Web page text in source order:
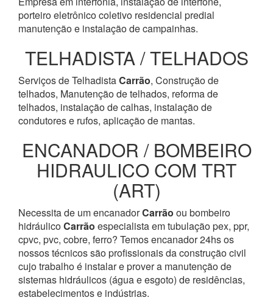
porteiro eletrônico coletivo residencial predial
manutenção e instalação de campainhas.
TELHADISTA / TELHADOS
Serviços de TelhadistaCarrão, Construção de
telhados, Manutenção de telhados, reforma de
telhados, instalação de calhas, instalação de
condutores e rufos, aplicação de mantas.
ENCANADOR / BOMBEIRO
HIDRAULICO COM TRT
(ART)
Necessita de um encanadorCarrão ou bombeiro
hidráulicoCarrão especialista em tubulação pex, ppr,
cpvc, pvc, cobre, ferro? Temos encanador 24hs os
nossos técnicos são profissionais da construção civil
cujo trabalho é instalar e prover a manutenção de
sistemas hidráulicos (água e esgoto) de residências,
estabelecimentos e indústrias.